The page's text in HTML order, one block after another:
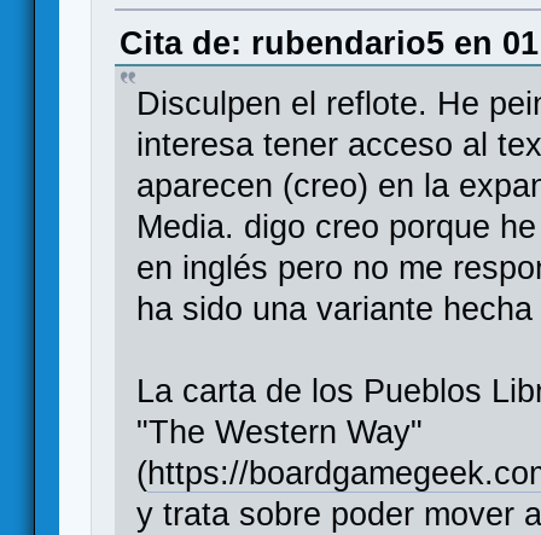
Cita de: rubendario5 en
Disculpen el reflote. He
interesa tener acceso al
aparecen (creo) en la
Media. digo creo porque
en inglés pero no me
ha sido una variante
La carta de los Pueblos
"The Western Way"
(https://
y trata sobre poder mover